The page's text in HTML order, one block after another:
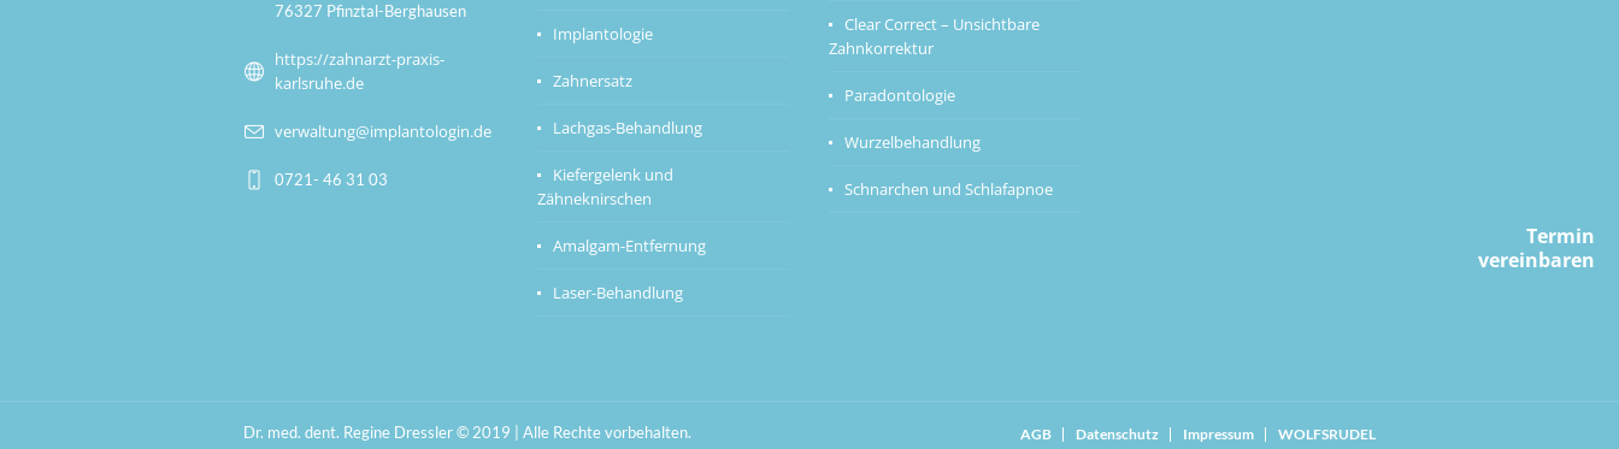
76327 Pfinztal-Berghausen
https://zahnarzt-praxis-
karlsruhe.de
verwaltung@implantologin.de
0721- 46 31 03
Implantologie
Zahnersatz
Lachgas-Behandlung
Kiefergelenk und
Zähneknirschen
Amalgam-Entfernung
Laser-Behandlung
Clear Correct – Unsichtbare
Zahnkorrektur
Paradontologie
Wurzelbehandlung
Schnarchen und Schlafapnoe
Termin
vereinbaren
AGB Datenschutz Impressum WOLFSRUDEL
Dr. med. dent. Regine Dressler © 2019 | Alle Rechte vorbehalten.